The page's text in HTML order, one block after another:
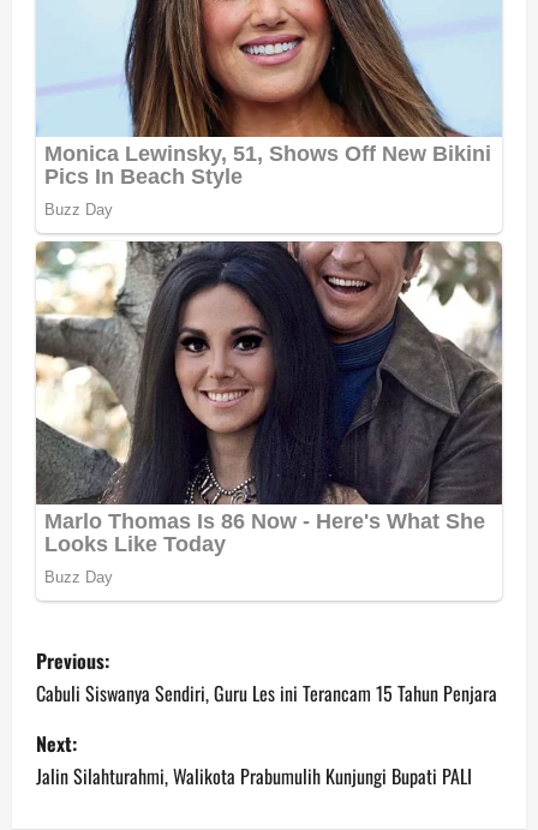
P
o
s
t
Previous:
Cabuli Siswanya Sendiri, Guru Les ini Terancam 15 Tahun Penjara
Next:
Jalin Silahturahmi, Walikota Prabumulih Kunjungi Bupati PALI